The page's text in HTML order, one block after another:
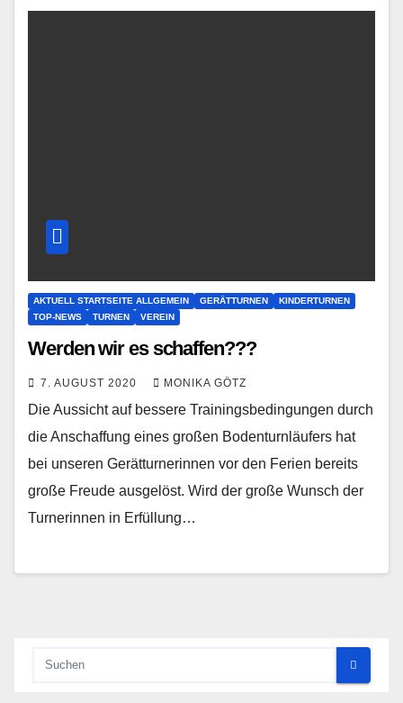
AKTUELL STARTSEITE ALLGEMEIN GERÄTTURNEN
KINDERTURNEN
TOP-NEWS
TURNEN VEREIN
Werden wir es schaffen???
7. AUGUST 2020 MONIKA GÖTZ
Die Aussicht auf bessere Trainingsbedingungen durch
die Anschaffung eines großen Bodenturnläufers hat
bei unseren Gerätturnerinnen vor den Ferien bereits
große Freude ausgelöst. Wird der große Wunsch der
Turnerinnen in Erfüllung…